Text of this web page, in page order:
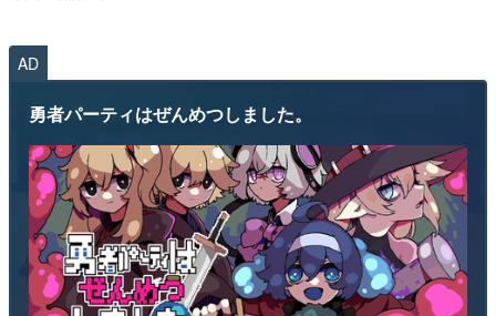
AD
勇者パーティはぜんめつしました。